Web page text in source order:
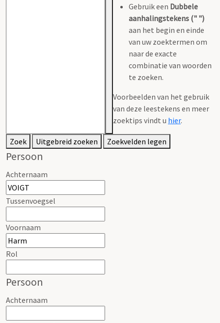
Gebruik een Dubbele
aanhalingstekens (" ")
aan het begin en einde
van uw zoektermen om
naar de exacte
combinatie van woorden
te zoeken.
Voorbeelden van het gebruik
van deze leestekens en meer
zoektips vindt u hier.
Zoek Uitgebreid zoeken Zoekvelden legen
Persoon
Achternaam
Tussenvoegsel
Voornaam
Rol
Persoon
Achternaam